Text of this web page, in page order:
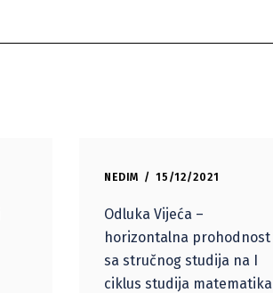
NEDIM 15/12/2021
Odluka Vijeća –
horizontalna prohodnost
sa stručnog studija na I
ciklus studija matematika